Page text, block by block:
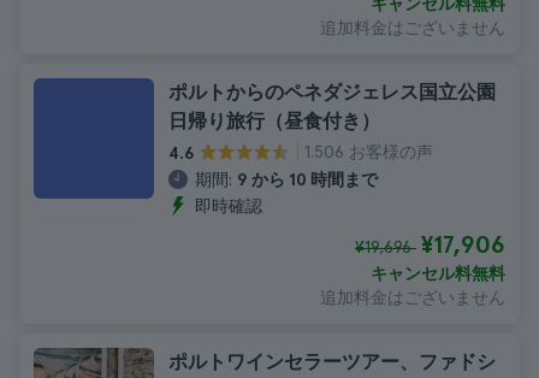
追加料金はございません
ポルトからのペネダジェレス国立公園
日帰り旅行（昼食付き）
4.6
1.506 お客様の声
期間: 9 から 10 時間まで
即時確認
¥19,696 ¥17,906
キャンセル料無料
追加料金はございません
ポルトワインセラーツアー、ファドシ